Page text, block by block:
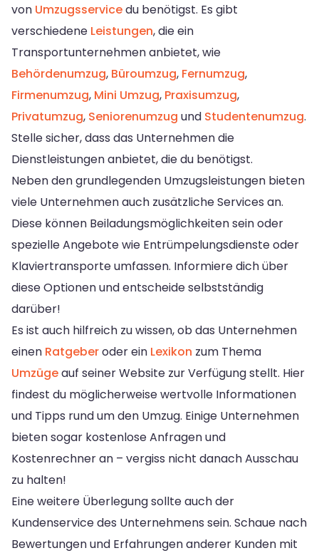
von Umzugsservicedu benötigst. Es gibt
verschiedene Leistungen, die ein
Transportunternehmen anbietet, wie
Behördenumzug, Büroumzug, Fernumzug,
Firmenumzug, Mini Umzug, Praxisumzug,
Privatumzug, Seniorenumzug und Studentenumzug.
Stelle sicher, dass das Unternehmen die
Dienstleistungen anbietet, die du benötigst.
Neben den grundlegenden Umzugsleistungen bieten
viele Unternehmen auch zusätzliche Services an.
Diese können Beiladungsmöglichkeiten sein oder
spezielle Angebote wie Entrümpelungsdienste oder
Klaviertransporte umfassen. Informiere dich über
diese Optionen und entscheide selbstständig
darüber!
Es ist auch hilfreich zu wissen, ob das Unternehmen
einen Ratgeberoder ein Lexikon zum Thema
Umzügeauf seiner Website zur Verfügung stellt. Hier
findest du möglicherweise wertvolle Informationen
und Tipps rund um den Umzug. Einige Unternehmen
bieten sogar kostenlose Anfragen und
Kostenrechner an – vergiss nicht danach Ausschau
zu halten!
Eine weitere Überlegung sollte auch der
Kundenservice des Unternehmens sein. Schaue nach
Bewertungen und Erfahrungen anderer Kunden mit